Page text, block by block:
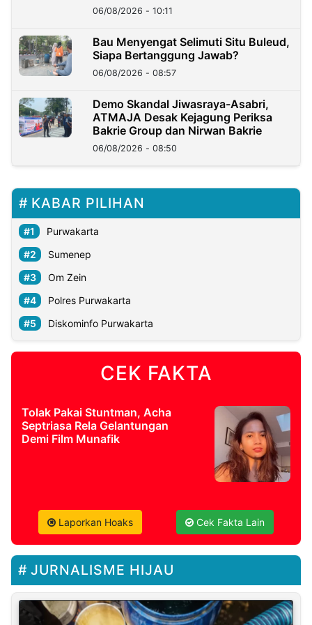
06/08/2026 - 10:11
Bau Menyengat Selimuti Situ Buleud,
Siapa Bertanggung Jawab?
06/08/2026 - 08:57
Demo Skandal Jiwasraya-Asabri,
ATMAJA Desak Kejagung Periksa
Bakrie Group dan Nirwan Bakrie
06/08/2026 - 08:50
KABAR PILIHAN
Purwakarta
Sumenep
Om Zein
Polres Purwakarta
Diskominfo Purwakarta
CEK FAKTA
Tolak Pakai Stuntman, Acha
Septriasa Rela Gelantungan
Demi Film Munafik
Laporkan Hoaks Cek Fakta Lain
JURNALISME HIJAU